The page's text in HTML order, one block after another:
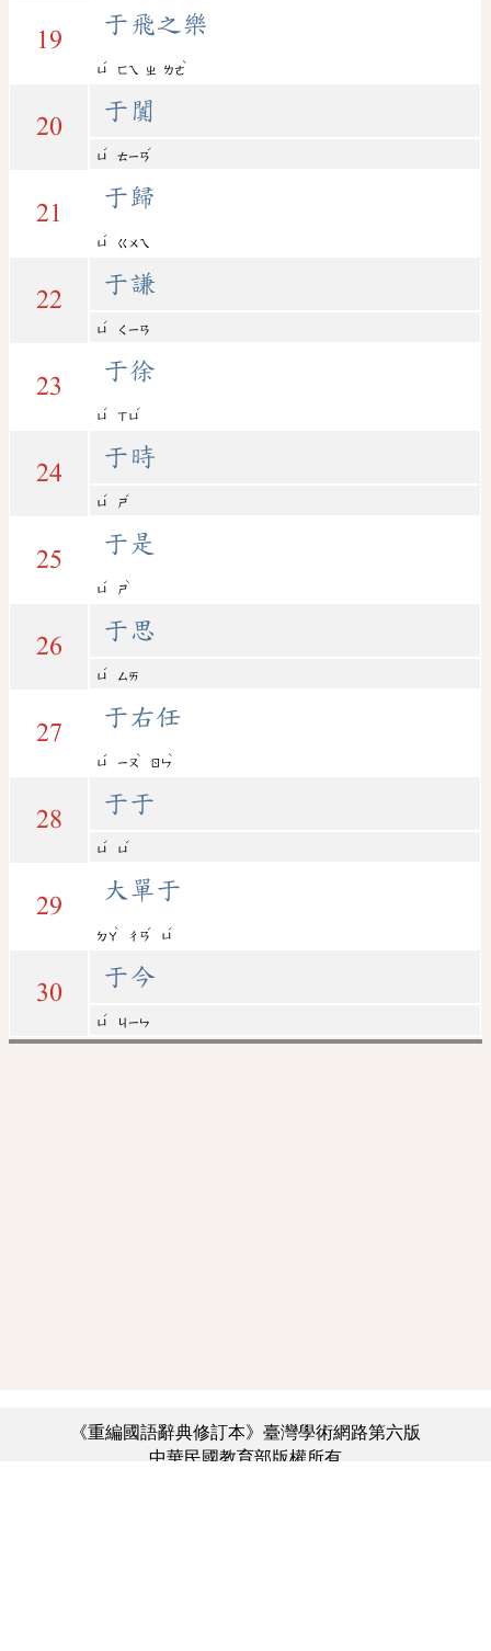
19
于飛之樂
ㄩ
ˊ
ㄈㄟ ㄓ ㄌㄜ
ˋ
20
于闐
ㄩ
ˊ
ㄊㄧㄢ
ˊ
21
于歸
ㄩ
ˊ
ㄍㄨㄟ
22
于謙
ㄩ
ˊ
ㄑㄧㄢ
23
于徐
ㄩ
ˊ
ㄒㄩ
ˊ
24
于時
ㄩ
ˊ
ㄕ
ˊ
25
于是
ㄩ
ˊ
ㄕ
ˋ
26
于思
ㄩ
ˊ
ㄙㄞ
27
于右任
ㄩ
ˊ
ㄧㄡ
ˋ
ㄖㄣ
ˋ
28
于于
ㄩ
ˊ
ㄩ
ˊ
29
大單于
ㄉㄚ
ˋ
ㄔㄢ
ˊ
ㄩ
ˊ
30
于今
ㄩ
ˊ
ㄐㄧㄣ
《重編國語辭典修訂本》臺灣學術網路第六版
中華民國教育部版權所有